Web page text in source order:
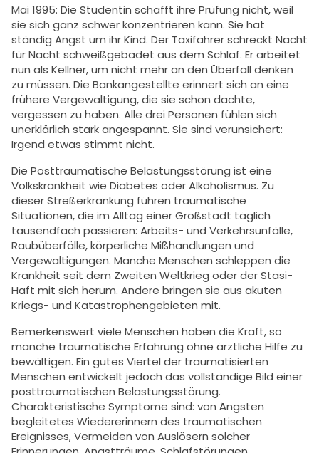
Mai 1995: Die Studentin schafft ihre Prüfung nicht, weil
sie sich ganz schwer konzentrieren kann. Sie hat
ständig Angst um ihr Kind. Der Taxifahrer schreckt Nacht
für Nacht schweißgebadet aus dem Schlaf. Er arbeitet
nun als Kellner, um nicht mehr an den Überfall denken
zu müssen. Die Bankangestellte erinnert sich an eine
frühere Vergewaltigung, die sie schon dachte,
vergessen zu haben. Alle drei Personen fühlen sich
unerklärlich stark angespannt. Sie sind verunsichert:
Irgend etwas stimmt nicht.
Die Posttraumatische Belastungsstörung ist eine
Volkskrankheit wie Diabetes oder Alkoholismus. Zu
dieser Streßerkrankung führen traumatische
Situationen, die im Alltag einer Großstadt täglich
tausendfach passieren: Arbeits- und Verkehrsunfälle,
Raubüberfälle, körperliche Mißhandlungen und
Vergewaltigungen. Manche Menschen schleppen die
Krankheit seit dem Zweiten Weltkrieg oder der Stasi-
Haft mit sich herum. Andere bringen sie aus akuten
Kriegs- und Katastrophengebieten mit.
Bemerkenswert viele Menschen haben die Kraft, so
manche traumatische Erfahrung ohne ärztliche Hilfe zu
bewältigen. Ein gutes Viertel der traumatisierten
Menschen entwickelt jedoch das vollständige Bild einer
posttraumatischen Belastungsstörung.
Charakteristische Symptome sind: von Ängsten
begleitetes Wiedererinnern des traumatischen
Ereignisses, Vermeiden von Auslösern solcher